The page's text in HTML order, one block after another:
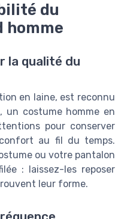
du
homme
la qualité du
en laine, est reconnu
un costume homme en
pour conserver
au fil du temps.
ou votre pantalon
: laissez-les reposer
leur forme.